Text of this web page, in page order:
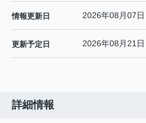
情報更新日 2026年08月07日
更新予定日 2026年08月21日
詳細情報